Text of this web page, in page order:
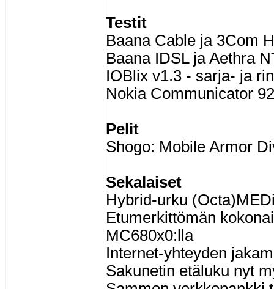
Testit
Baana Cable ja 3Com
Baana IDSL ja Aethra
IOBlix v1.3 - sarja- ja
Nokia Communicator
Pelit
Shogo: Mobile Armor
Sekalaiset
Hybrid-urku
Etumerkittömän
MC680x0:lla
Internet-yhteyden
Sakunetin etäluku nyt